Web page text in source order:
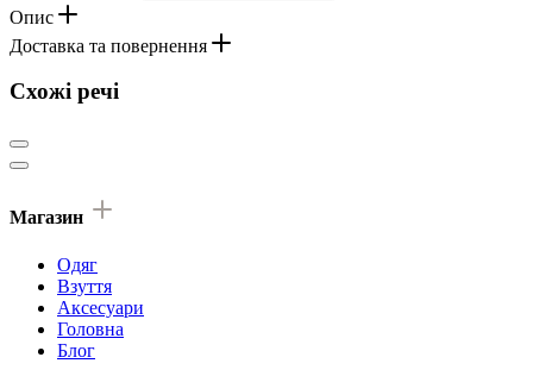
Опис
Доставка та повернення
Схожі речі
Магазин
Одяг
Взуття
Аксесуари
Головна
Блог